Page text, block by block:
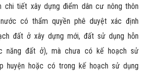
chi tiết xây dựng điểm dân cư nông thôn
có thẩm quyền phê duyệt xác định
đất ở xây dựng mới, đất sử dụng hỗn
năng đất ở), mà chưa có kế hoạch sử
huyện hoặc có trong kế hoạch sử dụng